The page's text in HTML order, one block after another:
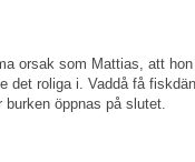
orsak som Mattias, att
det roliga i. Vaddå få
öppnas på slutet.